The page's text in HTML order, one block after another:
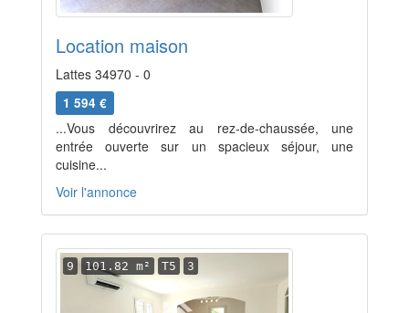
Location maison
Lattes 34970 - 0
1 594 €
...Vous découvrirez au rez-de-chaussée, une
entrée ouverte sur un spacieux séjour, une
cuisine...
Voir l'annonce
9 101.82 m² T5 3